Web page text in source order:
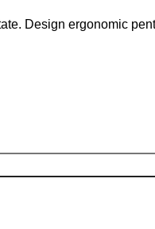
Design ergonomic